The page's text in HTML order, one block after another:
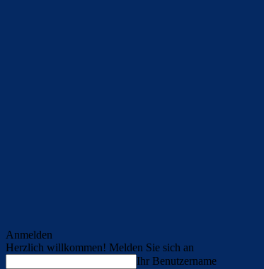
Anmelden
Herzlich willkommen! Melden Sie sich an
Ihr Benutzername